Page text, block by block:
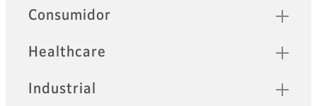
Sitemap
Consumidor
Healthcare
Industrial